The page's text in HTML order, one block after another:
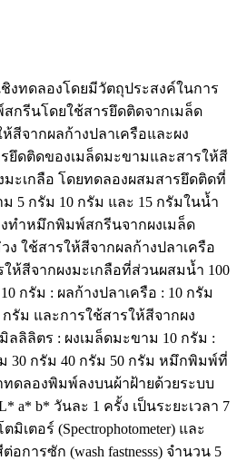
ชิงทดลองโดยมีวัตถุประสงค์ในการ
กรีนโดยใช้สารยึดติดจากเมล็ด
สีจากผลก้างปลาเครือและผง
รยึดติดของเมล็ดมะขามและสารให้สี
มะเกลือ โดยทดลองผสมสารยึดติดที่
5 กรัม 10 กรัม และ 15 กรัมในน้ำ
ทำหมึกพิมพ์สกรีนจากผงเมล็ด
ใช้สารให้สีจากผลก้างปลาเครือ
ห้สีจากผงมะเกลือที่ส่วนผสมน้ำ 100
กรัม : ผลก้างปลาเครือ : 10 กรัม
กรัม และการใช้สารให้สีจากผง
ลลิลิตร : ผงเมล็ดมะขาม 10 กรัม :
30 กรัม 40 กรัม 50 กรัม หมึกพิมพ์ที่
ดลองพิมพ์ลงบนผ้าฝ้ายด้วยระบบ
a* b* วันละ 1 ครั้ง เป็นระยะเวลา 7
เตอร์ (Spectrophotometer) และ
ารซัก (wash fastnesss) จำนวน 5